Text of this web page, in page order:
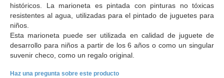
históricos. La marioneta es pintada con pinturas no tóxicas
resistentes al agua, utilizadas para el pintado de juguetes para
niños.
Esta marioneta puede ser utilizada en calidad de juguete de
desarrollo para niños a partir de los 6 años o como un singular
suvenir checo, como un regalo original.
Haz una pregunta sobre este producto